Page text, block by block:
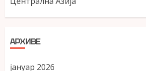
АРХИВЕ
јануар 2026